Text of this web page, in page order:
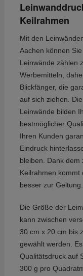
Keilrahmen
Mit den
Aachen können
Leinwände zählen
Werbemitteln,
Blickfänger, die
auf sich ziehen.
Leinwände bilden
bestmöglicher
Ihren Kunden
Eindruck
bleiben. Dank dem
Keilrahmen kommt
besser zur Geltung.
Die Größe der
kann zwischen
30 cm x 20 cm bis
gewählt werden.
Qualitätsdruck auf
300 g pro